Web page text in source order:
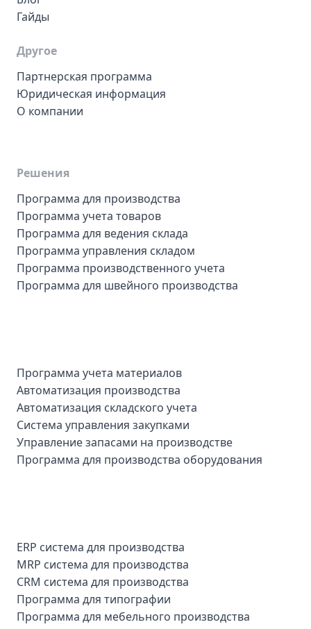
Гайды
Другое
Партнерская программа
Юридическая информация
О компании
Решения
Программа для производства
Программа учета товаров
Программа для ведения склада
Программа управления складом
Программа производственного учета
Программа для швейного производства
Программа учета материалов
Автоматизация производства
Автоматизация складского учета
Система управления закупками
Управление запасами на производстве
Программа для производства оборудования
ERP система для производства
MRP система для производства
CRM система для производства
Программа для типографии
Программа для мебельного производства